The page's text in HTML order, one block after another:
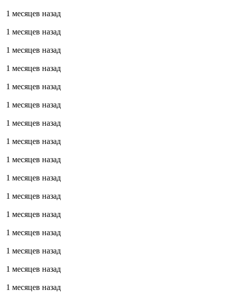
1 месяцев назад
1 месяцев назад
1 месяцев назад
1 месяцев назад
1 месяцев назад
1 месяцев назад
1 месяцев назад
1 месяцев назад
1 месяцев назад
1 месяцев назад
1 месяцев назад
1 месяцев назад
1 месяцев назад
1 месяцев назад
1 месяцев назад
1 месяцев назад